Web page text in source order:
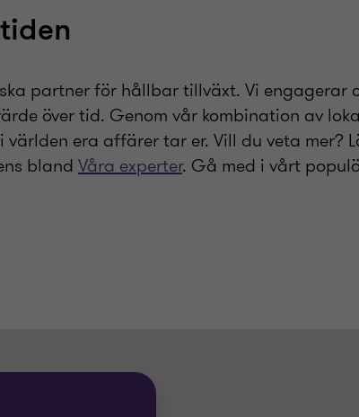
partner för hållbar tillväxt. Vi engagerar
över tid. Genom vår kombination av
era affärer tar er. Vill du veta mer?
bland Våra experter. Gå med i vårt